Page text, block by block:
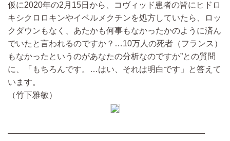
仮に2020年の2月15日から、コヴィッド患者の皆にヒドロ
キシクロロキンやイベルメクチンを処方していたら、ロッ
クダウンもなく、あたかも何事もなかったかのように済ん
でいたと言われるのですか？…10万人の死者（フランス）
もなかったというのがあなたの分析なのですか”との質問
に、「もちろんです。…はい、それは明白です」と答えて
います。
（竹下雅敏）
————————————————————————